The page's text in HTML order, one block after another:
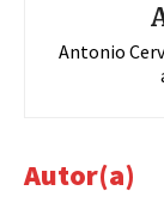
Antonio
Autor(a)